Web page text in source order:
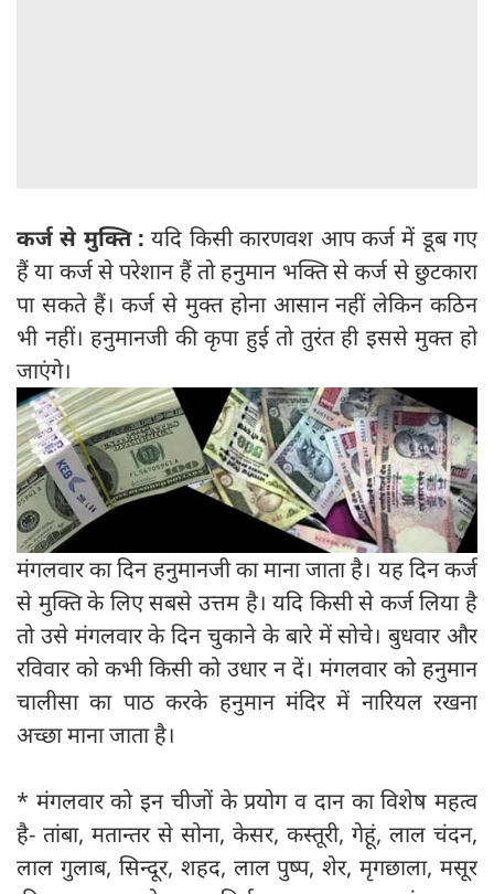
कर्ज से मुक्ति : यदि किसी कारणवश आप कर्ज में डूब गए
हैं या कर्ज से परेशान हैं तो हनुमान भक्ति से कर्ज से छुटकारा
पा सकते हैं। कर्ज से मुक्त होना आसान नहीं लेकिन कठिन
भी नहीं। हनुमानजी की कृपा हुई तो तुरंत ही इससे मुक्त हो
जाएंगे।
मंगलवार का दिन हनुमानजी का माना जाता है। यह दिन कर्ज
से मुक्ति के लिए सबसे उत्तम है। यदि किसी से कर्ज लिया है
तो उसे मंगलवार के दिन चुकाने के बारे में सोचे। बुधवार और
रविवार को कभी किसी को उधार न दें। मंगलवार को हनुमान
चालीसा का पाठ करके हनुमान मंदिर में नारियल रखना
अच्छा माना जाता है।
* मंगलवार को इन चीजों के प्रयोग व दान का विशेष महत्व
है- तांबा, मतान्तर से सोना, केसर, कस्तूरी, गेहूं, लाल चंदन,
लाल गुलाब, सिन्दूर, शहद, लाल पुष्प, शेर, मृगछाला, मसूर